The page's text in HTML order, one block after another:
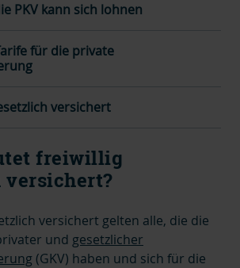
PKV kann sich lohnen
für die private
versichert
freiwillig
versichert gelten alle, die die
und gesetzlicher
(GKV) haben und sich für die